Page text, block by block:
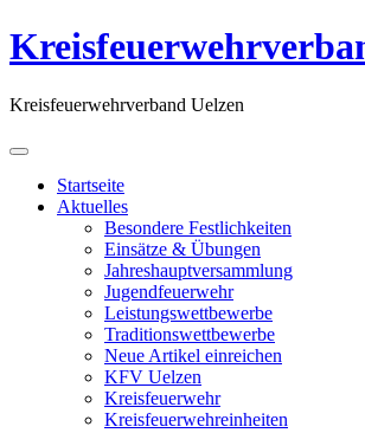
Kreisfeuerwehrverband Uelzen
Startseite
Aktuelles
Besondere Festlichkeiten
Einsätze & Übungen
Jahreshauptversammlung
Jugendfeuerwehr
Leistungswettbewerbe
Traditionswettbewerbe
Neue Artikel einreichen
KFV Uelzen
Kreisfeuerwehr
Kreisfeuerwehreinheiten